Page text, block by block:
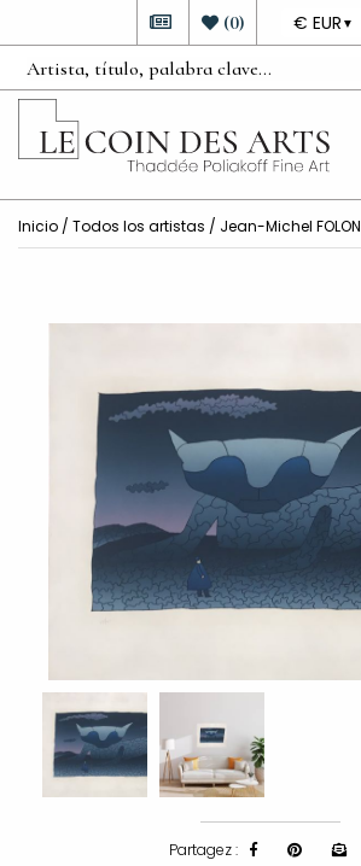
DEVISE
€ EUR ▼
(0)
Inicio / Todos los artistas / Jean-Michel FOLON
Partagez :